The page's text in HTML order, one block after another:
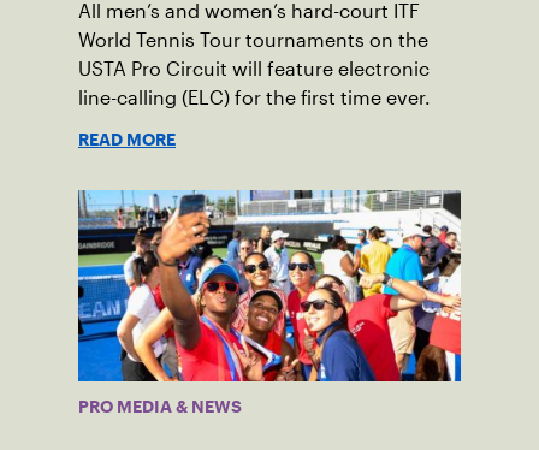
All men’s and women’s hard-court ITF
World Tennis Tour tournaments on the
USTA Pro Circuit will feature electronic
line-calling (ELC) for the first time ever.
READ MORE
PRO MEDIA & NEWS